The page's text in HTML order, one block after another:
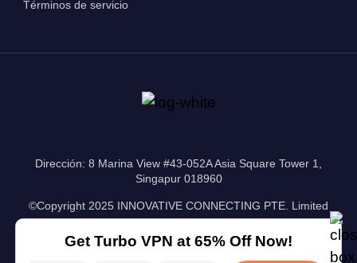
Términos de servicio
Dirección: 8 Marina View #43-052A Asia Square Tower 1,
Singapur 018960
©Copyright 2025 INNOVATIVE CONNECTING PTE. Limited
Get Turbo VPN at 65% Off Now!